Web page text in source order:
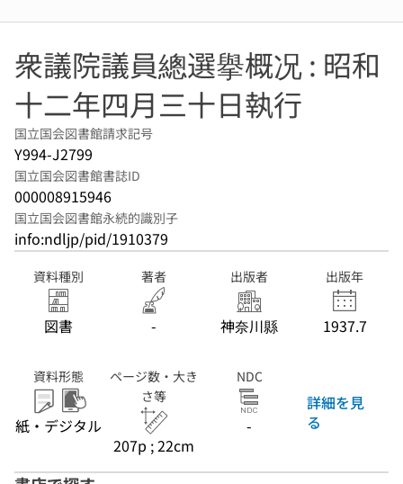
衆議院議員總選擧概况 : 昭和
十二年四月三十日執行
国立国会図書館請求記号
Y994-J2799
国立国会図書館書誌ID
000008915946
国立国会図書館永続的識別子
info:ndljp/pid/1910379
資料種別
図書
著者
-
出版者
神奈川縣
出版年
1937.7
資料形態
紙・デジタル
ページ数・大き
さ等
207p ; 22cm
NDC
-
詳細を見
る